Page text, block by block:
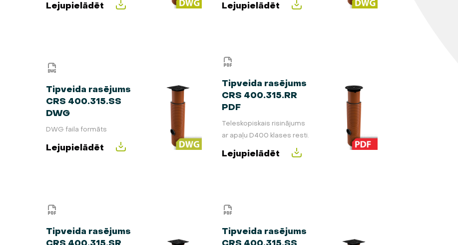
Lejupielādēt Lejupielādēt
Tipveida rasējums
CRS 400.315.SS
DWG
DWG faila formāts
Lejupielādēt
Tipveida rasējums
CRS 400.315.RR
PDF
Teleskopiskais risinājums
ar apaļu D400 klases resti.
Lejupielādēt
Tipveida rasējums
Tipveida rasējums